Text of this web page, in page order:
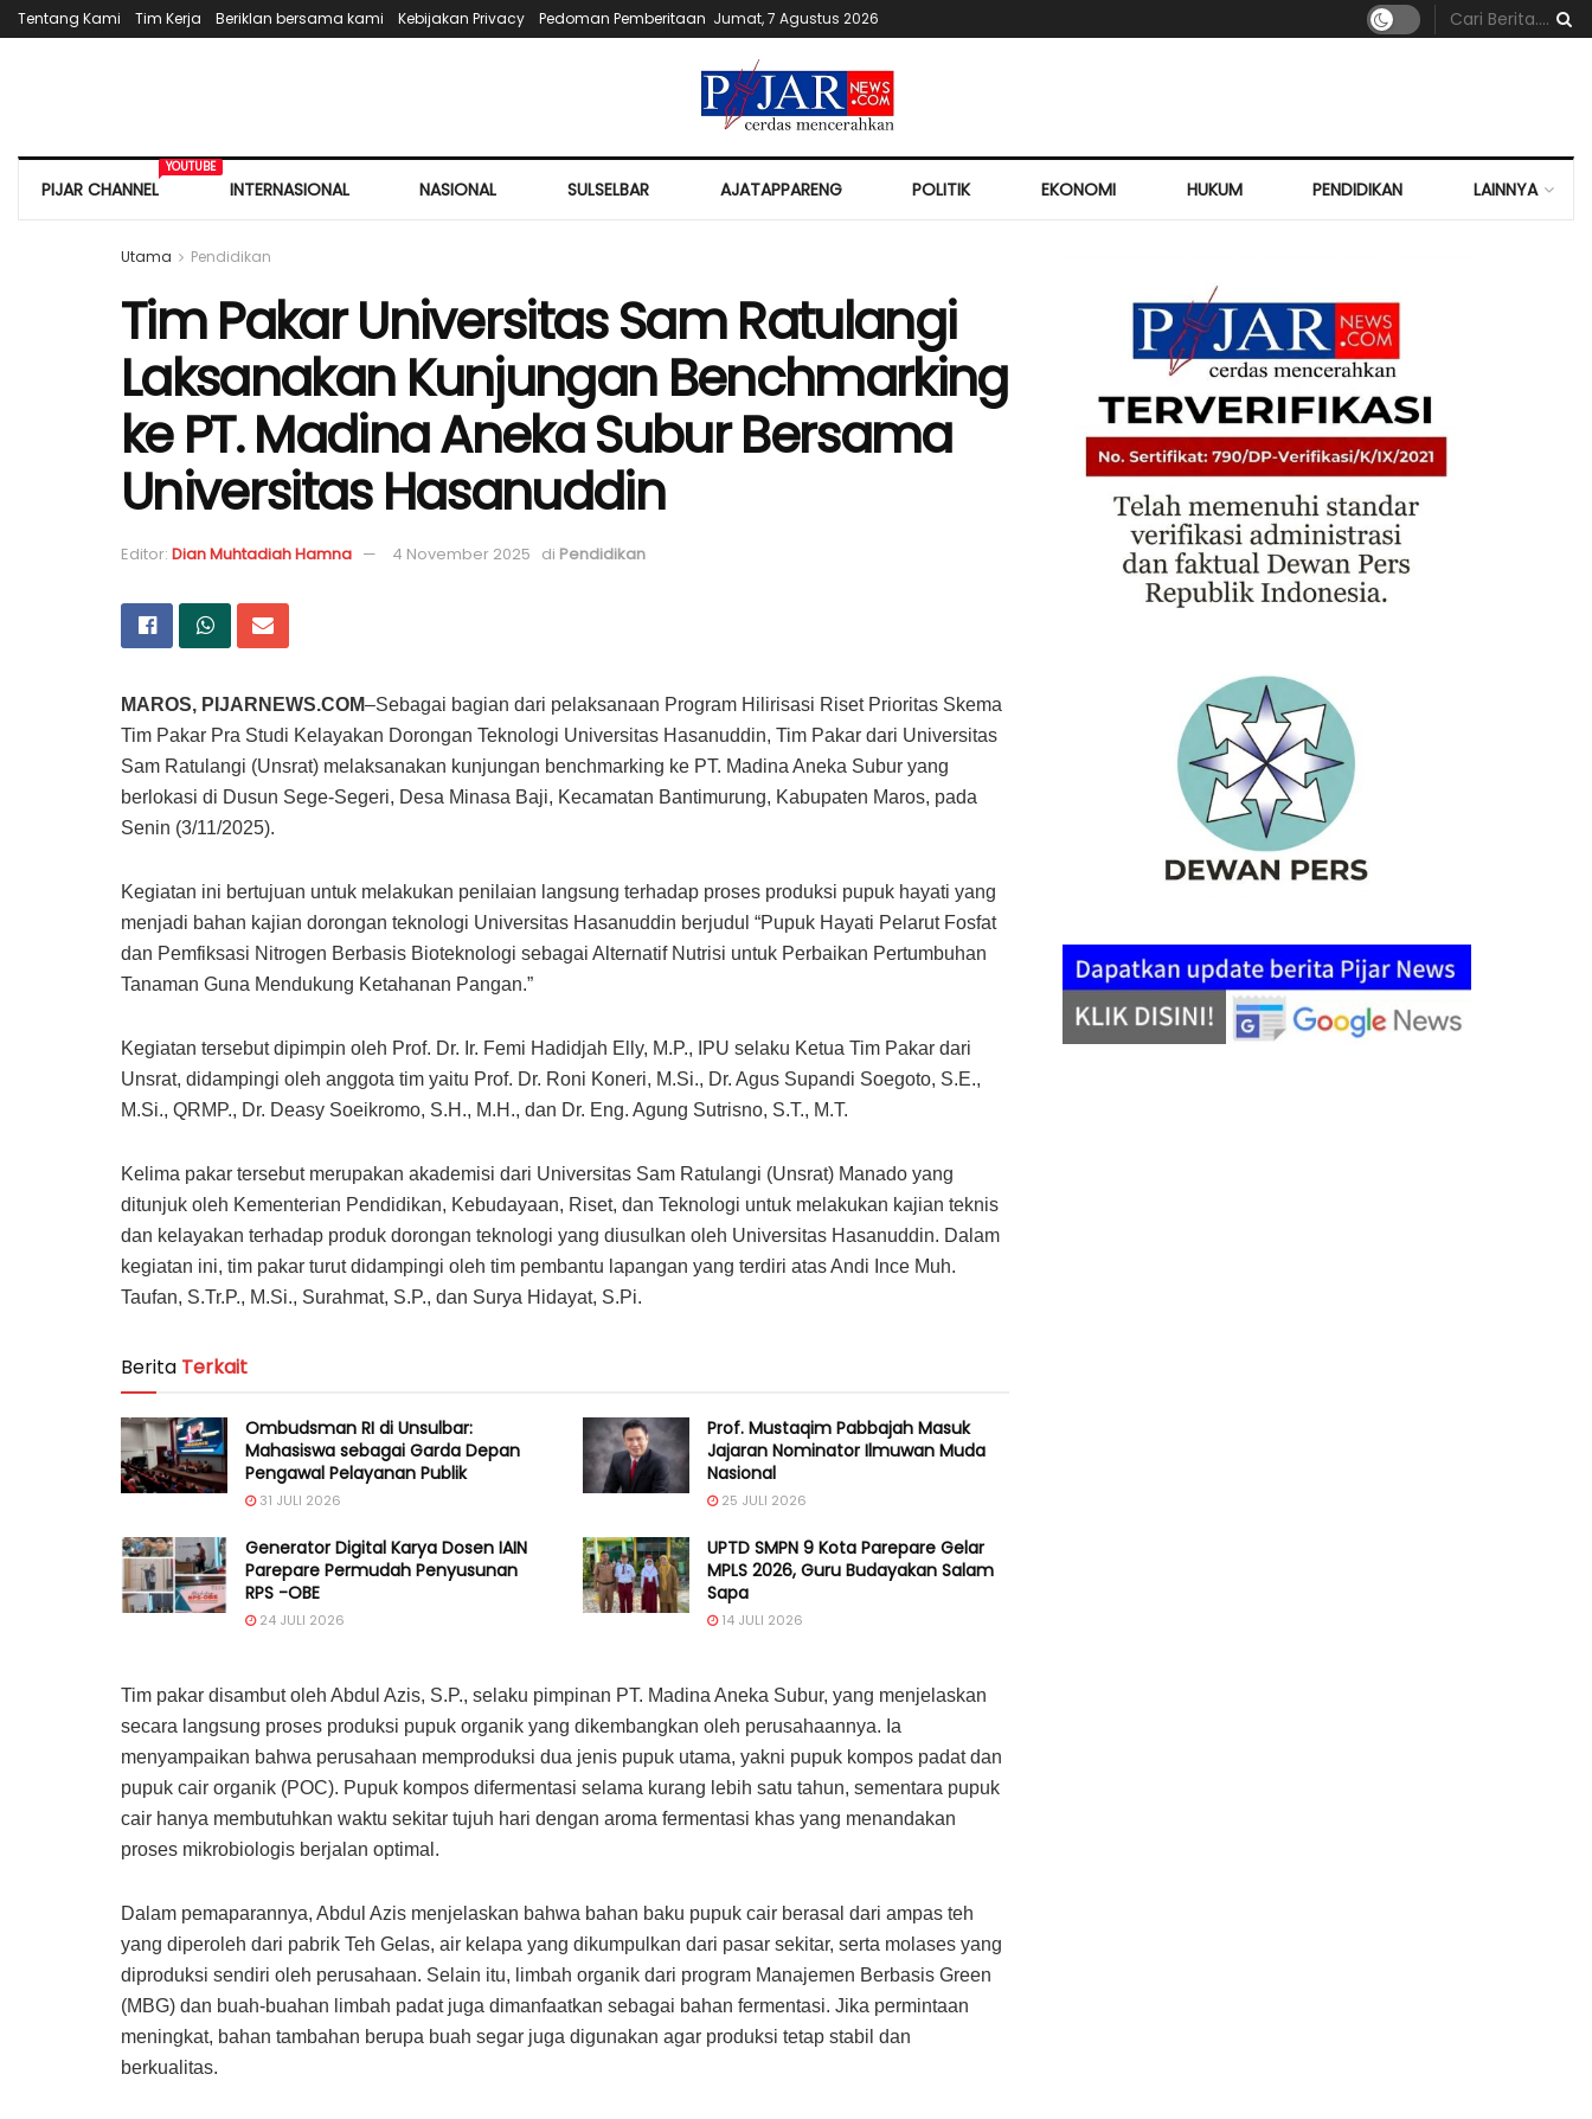
Tentang Kami Tim Kerja Beriklan bersama kami Kebijakan Privacy Pedoman Pemberitaan Jumat, 7 Agustus 2026
PIJAR CHANNEL
YOUTUBE
INTERNASIONAL NASIONAL SULSELBAR AJATAPPARENG POLITIK EKONOMI HUKUM PENDIDIKAN LAINNYA
Utama Pendidikan
Tim Pakar Universitas Sam Ratulangi
Laksanakan Kunjungan Benchmarking
ke PT. Madina Aneka Subur Bersama
Universitas Hasanuddin
Editor: Dian Muhtadiah Hamna 4 November 2025 di Pendidikan
MAROS, PIJARNEWS.COM–Sebagai bagian dari pelaksanaan Program Hilirisasi Riset Prioritas Skema
Tim Pakar Pra Studi Kelayakan Dorongan Teknologi Universitas Hasanuddin, Tim Pakar dari Universitas
Sam Ratulangi (Unsrat) melaksanakan kunjungan benchmarking ke PT. Madina Aneka Subur yang
berlokasi di Dusun Sege-Segeri, Desa Minasa Baji, Kecamatan Bantimurung, Kabupaten Maros, pada
Senin (3/11/2025).
Kegiatan ini bertujuan untuk melakukan penilaian langsung terhadap proses produksi pupuk hayati yang
menjadi bahan kajian dorongan teknologi Universitas Hasanuddin berjudul “Pupuk Hayati Pelarut Fosfat
dan Pemfiksasi Nitrogen Berbasis Bioteknologi sebagai Alternatif Nutrisi untuk Perbaikan Pertumbuhan
Tanaman Guna Mendukung Ketahanan Pangan.”
Kegiatan tersebut dipimpin oleh Prof. Dr. Ir. Femi Hadidjah Elly, M.P., IPU selaku Ketua Tim Pakar dari
Unsrat, didampingi oleh anggota tim yaitu Prof. Dr. Roni Koneri, M.Si., Dr. Agus Supandi Soegoto, S.E.,
M.Si., QRMP., Dr. Deasy Soeikromo, S.H., M.H., dan Dr. Eng. Agung Sutrisno, S.T., M.T.
Kelima pakar tersebut merupakan akademisi dari Universitas Sam Ratulangi (Unsrat) Manado yang
ditunjuk oleh Kementerian Pendidikan, Kebudayaan, Riset, dan Teknologi untuk melakukan kajian teknis
dan kelayakan terhadap produk dorongan teknologi yang diusulkan oleh Universitas Hasanuddin. Dalam
kegiatan ini, tim pakar turut didampingi oleh tim pembantu lapangan yang terdiri atas Andi Ince Muh.
Taufan, S.Tr.P., M.Si., Surahmat, S.P., dan Surya Hidayat, S.Pi.
Berita Terkait
Ombudsman RI di Unsulbar:
Mahasiswa sebagai Garda Depan
Pengawal Pelayanan Publik
31 JULI 2026
Prof. Mustaqim Pabbajah Masuk
Jajaran Nominator Ilmuwan Muda
Nasional
25 JULI 2026
Generator Digital Karya Dosen IAIN
Parepare Permudah Penyusunan
RPS -OBE
24 JULI 2026
UPTD SMPN 9 Kota Parepare Gelar
MPLS 2026, Guru Budayakan Salam
Sapa
14 JULI 2026
Tim pakar disambut oleh Abdul Azis, S.P., selaku pimpinan PT. Madina Aneka Subur, yang menjelaskan
secara langsung proses produksi pupuk organik yang dikembangkan oleh perusahaannya. Ia
menyampaikan bahwa perusahaan memproduksi dua jenis pupuk utama, yakni pupuk kompos padat dan
pupuk cair organik (POC). Pupuk kompos difermentasi selama kurang lebih satu tahun, sementara pupuk
cair hanya membutuhkan waktu sekitar tujuh hari dengan aroma fermentasi khas yang menandakan
proses mikrobiologis berjalan optimal.
Dalam pemaparannya, Abdul Azis menjelaskan bahwa bahan baku pupuk cair berasal dari ampas teh
yang diperoleh dari pabrik Teh Gelas, air kelapa yang dikumpulkan dari pasar sekitar, serta molases yang
diproduksi sendiri oleh perusahaan. Selain itu, limbah organik dari program Manajemen Berbasis Green
(MBG) dan buah-buahan limbah padat juga dimanfaatkan sebagai bahan fermentasi. Jika permintaan
meningkat, bahan tambahan berupa buah segar juga digunakan agar produksi tetap stabil dan
berkualitas.